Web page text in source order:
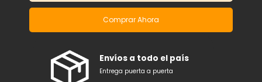
Comprar Ahora
Envíos a todo el país
Entrega puerta a puerta